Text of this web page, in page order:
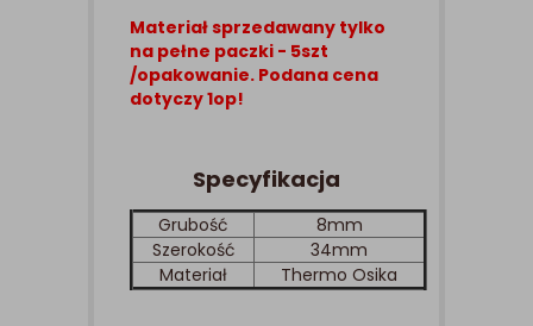
Materiał sprzedawany tylko
na pełne paczki - 5szt
/opakowanie. Podana cena
dotyczy 1op!
Specyfikacja
Grubość
8mm
Szerokość
34mm
Materiał
Thermo Osika